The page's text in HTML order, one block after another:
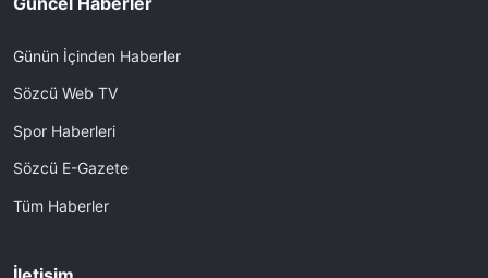
Günün İçinden Haberler
Sözcü Web TV
Spor Haberleri
Sözcü E-Gazete
Tüm Haberler